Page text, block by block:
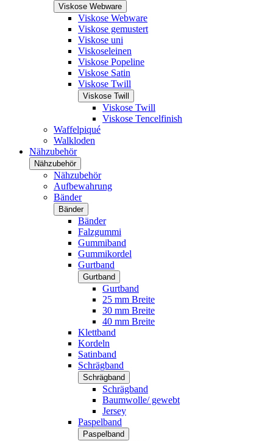
Viskose Webware
Viskose Webware
Viskose gemustert
Viskose uni
Viskoseleinen
Viskose Popeline
Viskose Satin
Viskose Twill
Viskose Twill
Viskose Twill
Viskose Tencelfinish
Waffelpiqué
Walkloden
Nähzubehör
Nähzubehör
Nähzubehör
Aufbewahrung
Bänder
Bänder
Bänder
Falzgummi
Gummiband
Gummikordel
Gurtband
Gurtband
Gurtband
25 mm Breite
30 mm Breite
40 mm Breite
Klettband
Kordeln
Satinband
Schrägband
Schrägband
Schrägband
Baumwolle/ gewebt
Jersey
Paspelband
Paspelband